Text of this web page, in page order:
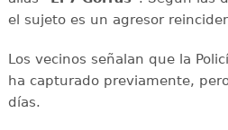
el sujeto es un agresor
Los vecinos señalan que la
ha capturado previamente,
días.